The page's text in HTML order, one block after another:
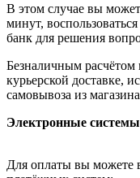
В этом случае вы
минут,
банк для решения
Безналичным расчётом
курьерской доставке,
самовывоза из
Электронные системы
Для оплаты вы можете